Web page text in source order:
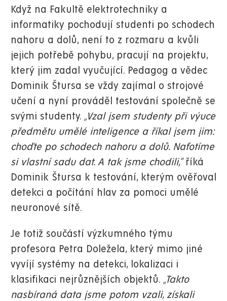
Když na Fakultě elektrotechniky a
informatiky pochodují studenti po schodech
nahoru a dolů, není to z rozmaru a kvůli
jejich potřebě pohybu, pracují na projektu,
který jim zadal vyučující. Pedagog a vědec
Dominik Štursa se vždy zajímal o strojové
učení a nyní prováděl testování společně se
svými studenty. „Vzal jsem studenty při výuce
předmětu umělé inteligence a říkal jsem jim:
choďte po schodech nahoru a dolů. Nafotíme
si vlastní sadu dat. A tak jsme chodili,“říká
Dominik Štursa k testování, kterým ověřoval
detekci a počítání hlav za pomoci umělé
neuronové sítě.
Je totiž součástí výzkumného týmu
profesora Petra Doležela, který mimo jiné
vyvíjí systémy na detekci, lokalizaci i
klasifikaci nejrůznějších objektů. „Takto
nasbíraná data jsme potom vzali, získali